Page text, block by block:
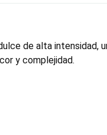
de alta intensidad,
y complejidad.